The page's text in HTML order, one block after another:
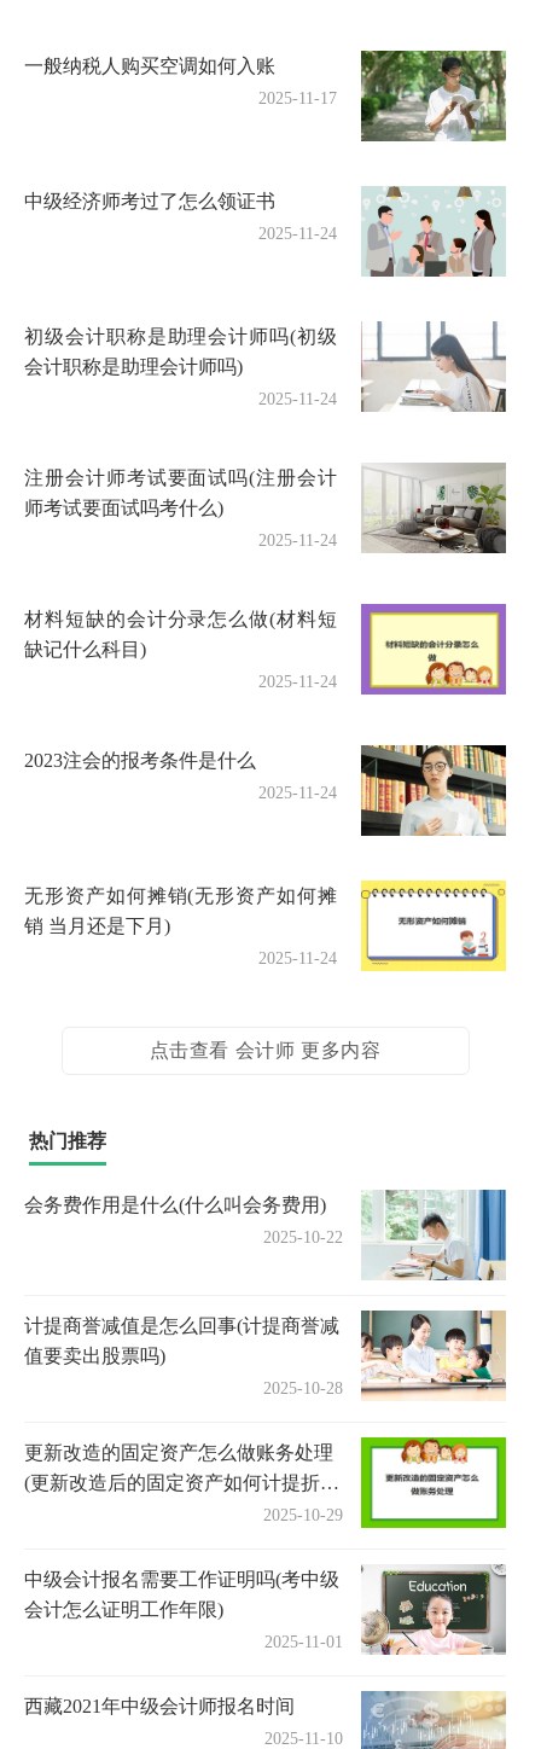
一般纳税人购买空调如何入账
2025-11-17
中级经济师考过了怎么领证书
2025-11-24
初级会计职称是助理会计师吗(初级
会计职称是助理会计师吗)
2025-11-24
注册会计师考试要面试吗(注册会计
师考试要面试吗考什么)
2025-11-24
材料短缺的会计分录怎么做(材料短
缺记什么科目)
2025-11-24
2023注会的报考条件是什么
2025-11-24
无形资产如何摊销(无形资产如何摊
销 当月还是下月)
2025-11-24
点击查看 会计师 更多内容
热门推荐
会务费作用是什么(什么叫会务费用)
2025-10-22
计提商誉减值是怎么回事(计提商誉减
值要卖出股票吗)
2025-10-28
更新改造的固定资产怎么做账务处理
(更新改造后的固定资产如何计提折
2025-10-29
中级会计报名需要工作证明吗(考中级
会计怎么证明工作年限)
2025-11-01
西藏2021年中级会计师报名时间
2025-11-10